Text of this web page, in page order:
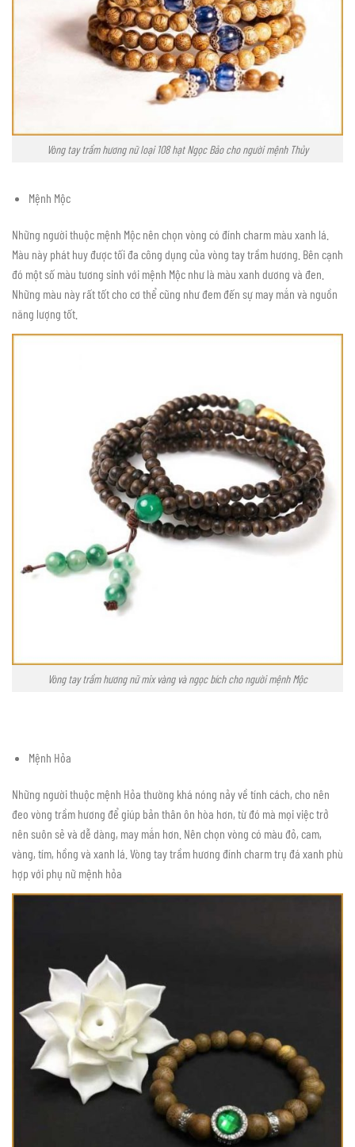
Vòng tay trầm hương nữ loại 108 hạt Ngọc Bảo cho người mệnh Thủy
Mệnh Mộc
Những người thuộc mệnh Mộc nên chọn vòng có đính charm màu xanh lá.
Màu này phát huy được tối đa công dụng của vòng tay trầm hương. Bên cạnh
đó một số màu tương sinh với mệnh Mộc như là màu xanh dương và đen.
Những màu này rất tốt cho cơ thể cũng như đem đến sự may mắn và nguồn
năng lượng tốt.
Vòng tay trầm hương nữ mix vàng và ngọc bích cho người mệnh Mộc
Mệnh Hỏa
Những người thuộc mệnh Hỏa thường khá nóng nảy về tính cách, cho nên
đeo vòng trầm hương để giúp bản thân ôn hòa hơn, từ đó mà mọi việc trở
nên suôn sẻ và dễ dàng, may mắn hơn. Nên chọn vòng có màu đỏ, cam,
vàng, tím, hồng và xanh lá. Vòng tay trầm hương đính charm trụ đá xanh phù
hợp với phụ nữ mệnh hỏa